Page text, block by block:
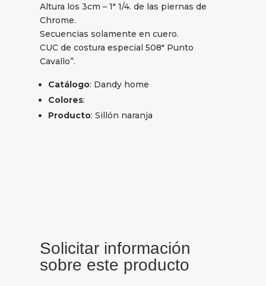
Altura los 3cm – 1″ 1/4. de las piernas de
Chrome.
Secuencias solamente en cuero.
CUC de costura especial 508″ Punto
Cavallo”.
Catálogo: Dandy home
Colores:
Producto: Sillón naranja
Solicitar información
sobre este producto